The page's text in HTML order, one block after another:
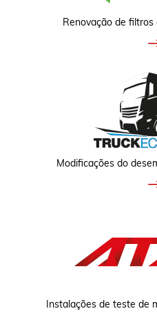
Renovação de
Modificações do
Instalações de teste de